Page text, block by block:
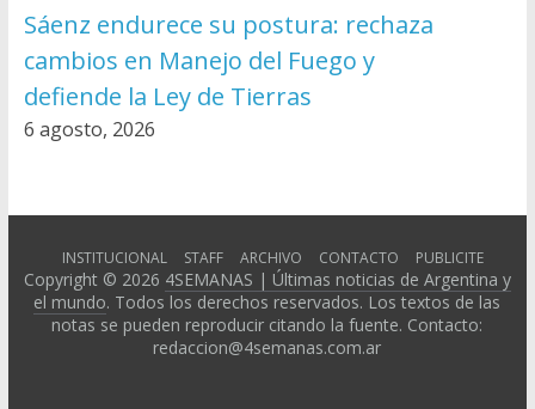
Sáenz endurece su postura: rechaza
cambios en Manejo del Fuego y
defiende la Ley de Tierras
6 agosto, 2026
INSTITUCIONAL STAFF ARCHIVO CONTACTO PUBLICITE
Copyright © 2026 4SEMANAS | Últimas noticias de Argentina y
el mundo. Todos los derechos reservados. Los textos de las
notas se pueden reproducir citando la fuente. Contacto:
redaccion@4semanas.com.ar